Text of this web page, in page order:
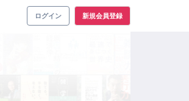
ログイン 新規会員登録